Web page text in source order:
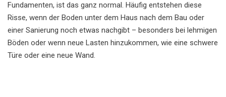
Fundamenten, ist das ganz normal. Häufig entstehen diese
Risse, wenn der Boden unter dem Haus nach dem Bau oder
einer Sanierung noch etwas nachgibt – besonders bei lehmigen
Böden oder wenn neue Lasten hinzukommen, wie eine schwere
Türe oder eine neue Wand.